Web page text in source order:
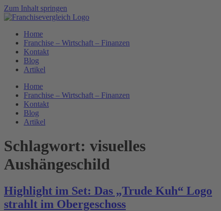
Zum Inhalt springen
Home
Franchise – Wirtschaft – Finanzen
Kontakt
Blog
Artikel
Home
Franchise – Wirtschaft – Finanzen
Kontakt
Blog
Artikel
Schlagwort: visuelles
Aushängeschild
Highlight im Set: Das „Trude Kuh“ Logo
strahlt im Obergeschoss